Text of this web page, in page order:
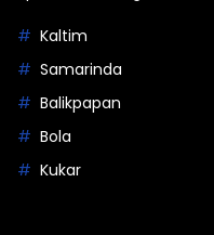
Kaltim
Samarinda
Balikpapan
Bola
Kukar